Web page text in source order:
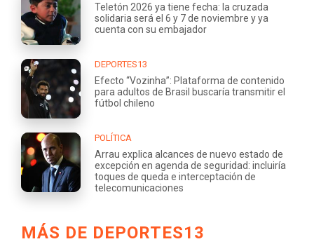
Teletón 2026 ya tiene fecha: la cruzada
solidaria será el 6 y 7 de noviembre y ya
cuenta con su embajador
DEPORTES13
Efecto “Vozinha”: Plataforma de contenido
para adultos de Brasil buscaría transmitir el
fútbol chileno
POLÍTICA
Arrau explica alcances de nuevo estado de
excepción en agenda de seguridad: incluiría
toques de queda e interceptación de
telecomunicaciones
MÁS DE DEPORTES13